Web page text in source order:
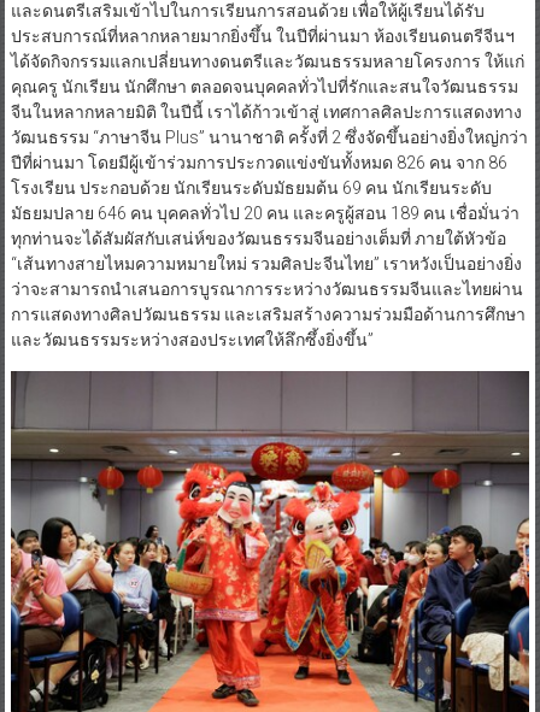
และดนตรีเสริมเข้าไปในการเรียนการสอนด้วย เพื่อให้ผู้เรียนได้รับ
ประสบการณ์ที่หลากหลายมากยิ่งขึ้น ในปีที่ผ่านมา ห้องเรียนดนตรีจีนฯ
ได้จัดกิจกรรมแลกเปลี่ยนทางดนตรีและวัฒนธรรมหลายโครงการ ให้แก่
คุณครู นักเรียน นักศึกษา ตลอดจนบุคคลทั่วไปที่รักและสนใจวัฒนธรรม
จีนในหลากหลายมิติ ในปีนี้ เราได้ก้าวเข้าสู่ เทศกาลศิลปะการแสดงทาง
วัฒนธรรม “ภาษาจีน Plus” นานาชาติ ครั้งที่ 2 ซึ่งจัดขึ้นอย่างยิ่งใหญ่กว่า
ปีที่ผ่านมา โดยมีผู้เข้าร่วมการประกวดแข่งขันทั้งหมด 826 คน จาก 86
โรงเรียน ประกอบด้วย นักเรียนระดับมัธยมต้น 69 คน นักเรียนระดับ
มัธยมปลาย 646 คน บุคคลทั่วไป 20 คน และครูผู้สอน 189 คน เชื่อมั่นว่า
ทุกท่านจะได้สัมผัสกับเสน่ห์ของวัฒนธรรมจีนอย่างเต็มที่ ภายใต้หัวข้อ
“เส้นทางสายไหมความหมายใหม่ รวมศิลปะจีนไทย” เราหวังเป็นอย่างยิ่ง
ว่าจะสามารถนำเสนอการบูรณาการระหว่างวัฒนธรรมจีนและไทยผ่าน
การแสดงทางศิลปวัฒนธรรม และเสริมสร้างความร่วมมือด้านการศึกษา
และวัฒนธรรมระหว่างสองประเทศให้ลึกซึ้งยิ่งขึ้น”